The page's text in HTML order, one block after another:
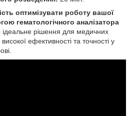
оптимізувати роботу вашої
гематологічного аналізатора
ідеальне рішення для медичних
ефективності та точності у